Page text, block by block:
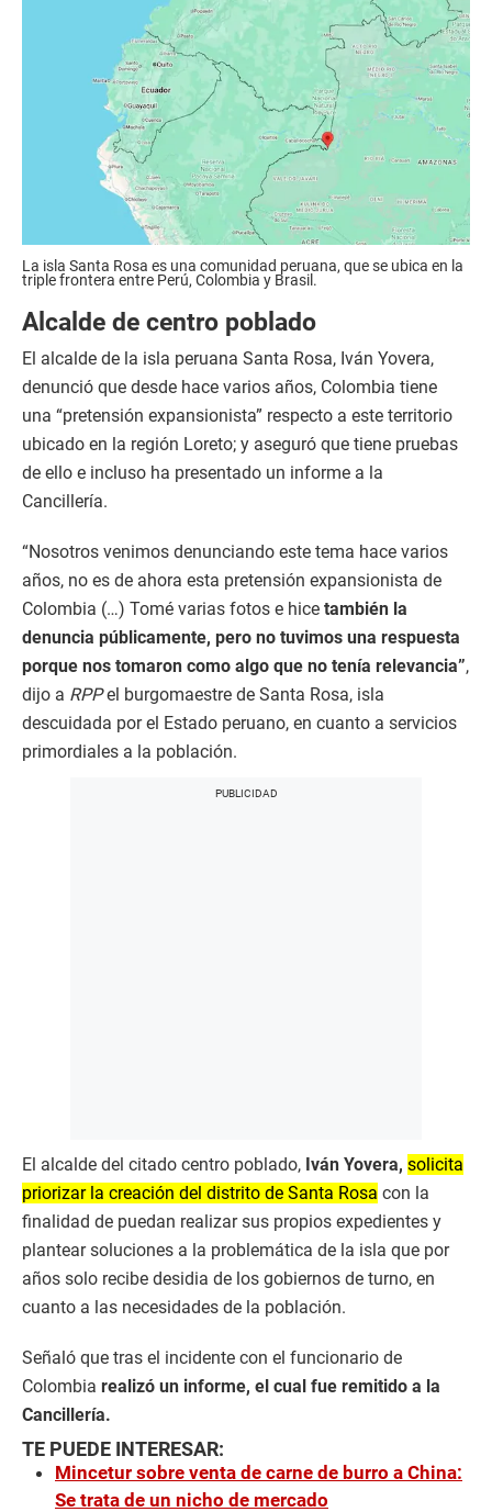
La isla Santa Rosa es una comunidad peruana, que se ubica en la
triple frontera entre Perú, Colombia y Brasil.
Alcalde de centro poblado
El alcalde de la isla peruana Santa Rosa, Iván Yovera,
denunció que desde hace varios años, Colombia tiene
una “pretensión expansionista” respecto a este territorio
ubicado en la región Loreto; y aseguró que tiene pruebas
de ello e incluso ha presentado un informe a la
Cancillería.
“Nosotros venimos denunciando este tema hace varios
años, no es de ahora esta pretensión expansionista de
Colombia (…) Tomé varias fotos e hice también la
denuncia públicamente, pero no tuvimos una respuesta
porque nos tomaron como algo que no tenía relevancia”,
dijo a RPPel burgomaestre de Santa Rosa, isla
descuidada por el Estado peruano, en cuanto a servicios
primordiales a la población.
El alcalde del citado centro poblado, Iván Yovera, solicita
priorizar la creación del distrito de Santa Rosa con la
finalidad de puedan realizar sus propios expedientes y
plantear soluciones a la problemática de la isla que por
años solo recibe desidia de los gobiernos de turno, en
cuanto a las necesidades de la población.
Señaló que tras el incidente con el funcionario de
Colombia realizó un informe, el cual fue remitido a la
Cancillería.
TE PUEDE INTERESAR:
Mincetur sobre venta de carne de burro a China:
Se trata de un nicho de mercado